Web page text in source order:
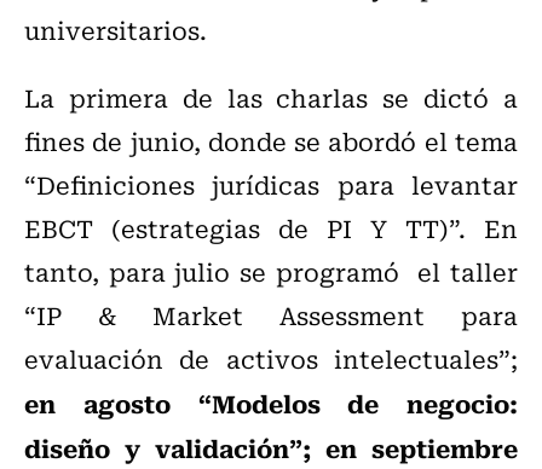
universitarios.
La primera de las charlas se dictó a
fines de junio, donde se abordó el tema
“Definiciones jurídicas para levantar
EBCT (estrategias de PI Y TT)”. En
tanto, para julio se programó el taller
“IP & Market Assessment para
evaluación de activos intelectuales”;
en agosto “Modelos de negocio:
diseño y validación”; en septiembre